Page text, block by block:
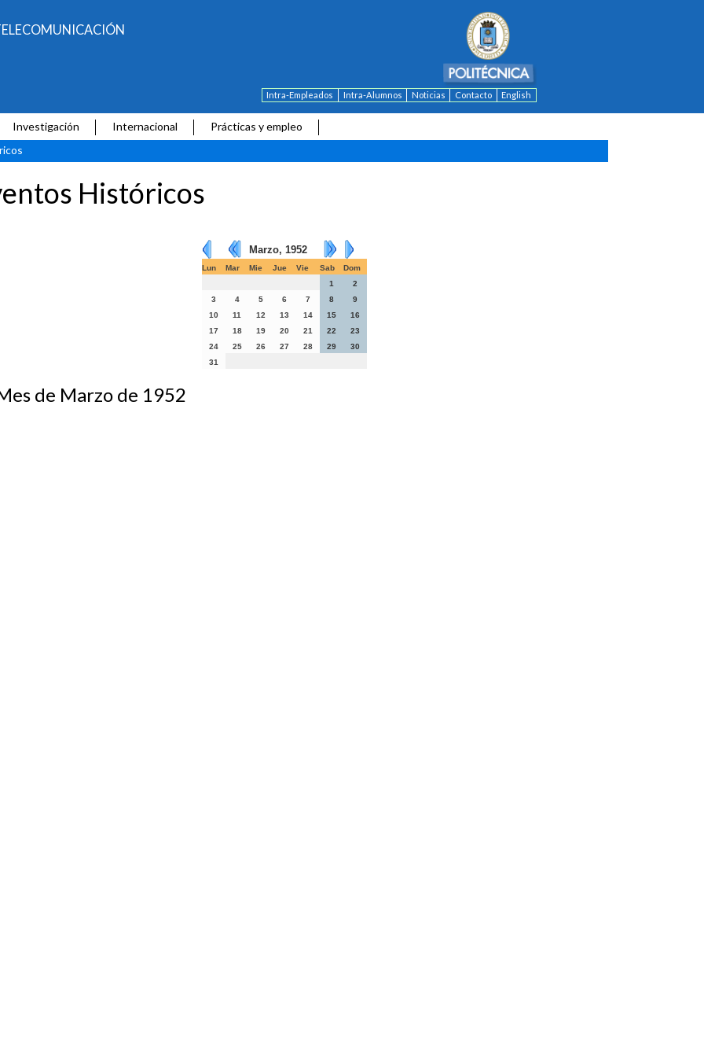
Intra-Empleados Intra-Alumnos Noticias Contacto English
Investigación Internacional
Prácticas y empleo
Históricos
Marzo, 1952
Lun Mar Mie Jue Vie Sab
Dom
1
2
3
4 5 6 7 8
9
10
11 12 13 14 15
16
17
18 19 20 21 22
23
24
25 26 27 28 29
30
31
de Marzo de 1952